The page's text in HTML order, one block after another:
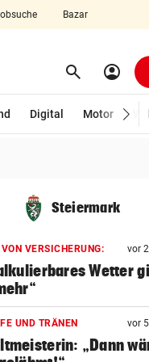
Bazar
search Suchen
account_circle
Digital Motor
Steiermark
VERSICHERUNG: vor
Wetter
UND TRÄNEN vor
„Dann